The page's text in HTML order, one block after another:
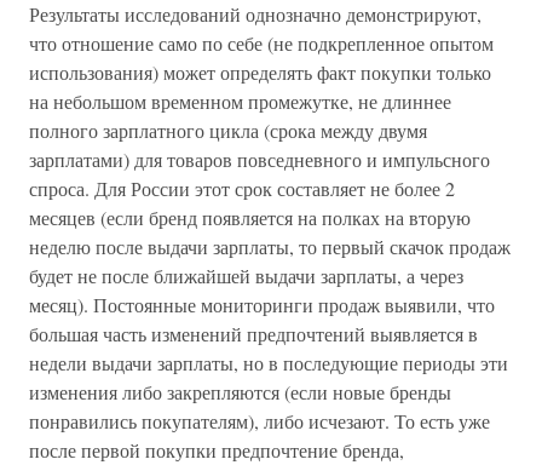
Результаты исследований однозначно демонстрируют,
что отношение само по себе (не подкрепленное опытом
использования) может определять факт покупки только
на небольшом временном промежутке, не длиннее
полного зарплатного цикла (срока между двумя
зарплатами) для товаров повседневного и импульсного
спроса. Для России этот срок составляет не более 2
месяцев (если бренд появляется на полках на вторую
неделю после выдачи зарплаты, то первый скачок продаж
будет не после ближайшей выдачи зарплаты, а через
месяц). Постоянные мониторинги продаж выявили, что
большая часть изменений предпочтений выявляется в
недели выдачи зарплаты, но в последующие периоды эти
изменения либо закрепляются (если новые бренды
понравились покупателям), либо исчезают. То есть уже
после первой покупки предпочтение бренда,